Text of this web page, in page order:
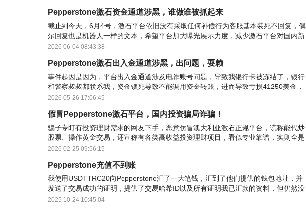
Pepperstone激石资金通道涉黑，谁做谁被抓起来
截止到今天，6月4号，激石平台依旧没有采取任何补偿行为客服基本装死不回复，偶
尔回复也是机器人一样的文本，希望平台加大曝光展示力度，减少激石平台对国内新
用户的割韭菜行为+，这帮狗日的邮件都是自动回复，希望平台加大曝光力度，打击
2026-06-04 08:43:38
Pepperstone激石出入金通道涉黑，出问题，耍赖
事件起因是因为，平台出入金通道涉及电诈账号问题，导致我银行卡被冻结了，银行
和警察叔叔都联系我，资金锁死导致不能调用资金转账，进而导致亏损41250美金，
大过年的卡被冻结，再严重一点是要被抓的，现在只赔付我18550美金，还差22700
2026-05-26 17:06:45
假冒Pepperstone激石平台，国内投资骗局诈骗！
骗子专盯有投资理财需求的网友下手，恶意仿冒澳大利亚激石正规平台，谎称能代炒
股票、操作黄金交易，还宣称有各类高收益投资理财项目，看似专业靠谱，实则全是
精心设计的诈骗陷阱！大家一定要牢记：正规激石官方网站仅有唯一正版渠道，网址
2026-02-25 09:56:15
Pepperstone充值不到账
我使用USDTTRC20向Pepperstone汇了一大笔钱，汇到了他们提供的钱包地址，并
发送了交易成功的证明，提供了交易哈希ID以及所有证明我已汇款的资料，但仍然没
有结果，请谨慎操作。他们只说正在调查。回复说我需要联系客服……
2025-10-24 10:45:04